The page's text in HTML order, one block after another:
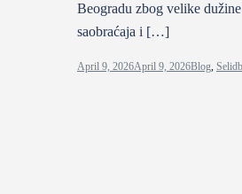
Beogradu zbog velike
saobraćaja i […]
April 9, 2026April 9, 2026Blog,